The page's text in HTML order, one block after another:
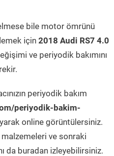
bile motor ömrünü
için 2018 Audi RS7 4.0
ve periyodik bakımını
periyodik bakım
periyodik-bakim-
online görüntülersiniz.
ve sonraki
da buradan izleyebilirsiniz.